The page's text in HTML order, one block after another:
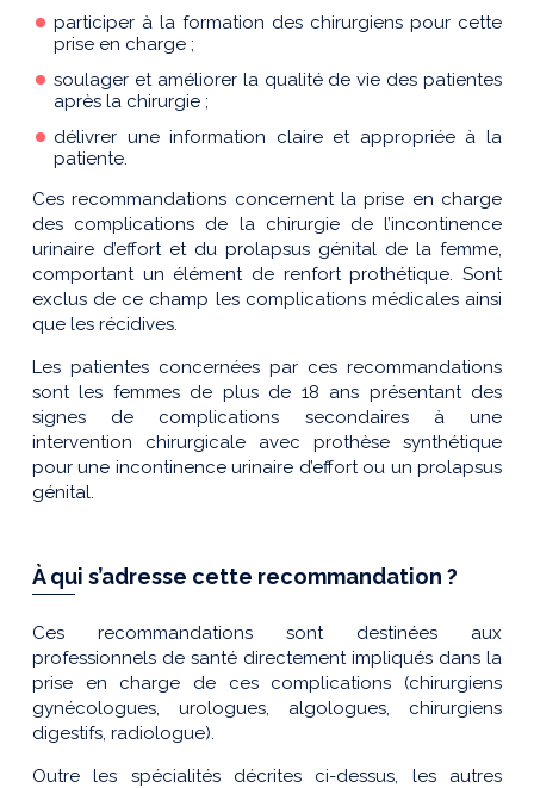
participer à la formation des chirurgiens pour cette
prise en charge ;
soulager et améliorer la qualité de vie des patientes
après la chirurgie ;
délivrer une information claire et appropriée à la
patiente.
Ces recommandations concernent la prise en charge
des complications de la chirurgie de l’incontinence
urinaire d’effort et du prolapsus génital de la femme,
comportant un élément de renfort prothétique. Sont
exclus de ce champ les complications médicales ainsi
que les récidives.
Les patientes concernées par ces recommandations
sont les femmes de plus de 18 ans présentant des
signes de complications secondaires à une
intervention chirurgicale avec prothèse synthétique
pour une incontinence urinaire d’effort ou un prolapsus
génital.
À qui s’adresse cette recommandation ?
Ces recommandations sont destinées aux
professionnels de santé directement impliqués dans la
prise en charge de ces complications (chirurgiens
gynécologues, urologues, algologues, chirurgiens
digestifs, radiologue).
Outre les spécialités décrites ci-dessus, les autres